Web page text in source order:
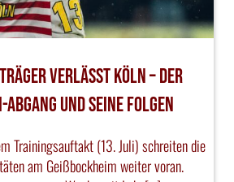
verlässt Köln – Der
Abgang und seine Folgen
Trainingsauftakt (13. Juli) schreiten die
am Geißbockheim weiter voran.